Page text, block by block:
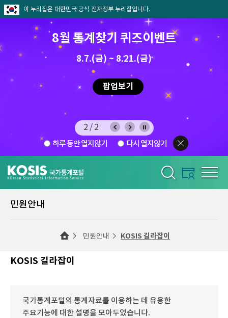
이 누리집은 대한민국 공식 전자정부 누리집입니다.
2026.7.29 ~ 8.7
8월 통계찾기 퀴즈이벤트
8.7.(금) ~ 8.21.(금)
팝업보기
2/2
하루 동안 열지않기 다시 열지않기
민원안내
민원안내 KOSIS 길라잡이
KOSIS 길라잡이
국가통계포털의 통계자료를 이용하는 데 유용한
주요기능에 대한 설명을 모아두었습니다.